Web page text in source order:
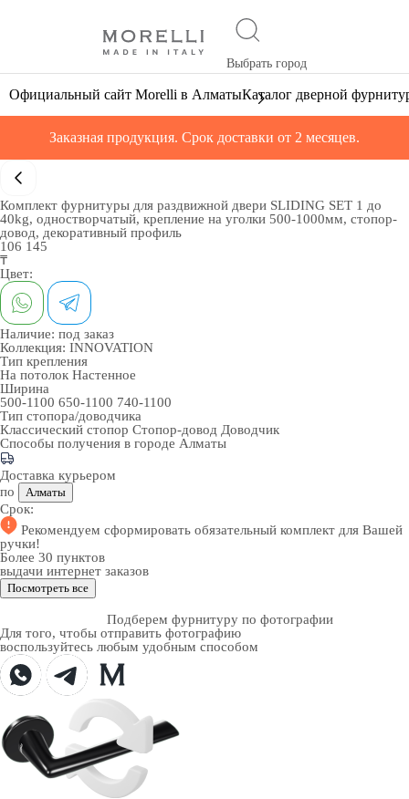
Выбрать город
Официальный сайт Morelli в АлматыКаталог дверной
Заказная продукция. Срок доставки от 2 месяцев.
Комплект фурнитуры для раздвижной двери SLIDING SET 1 до
40kg, одностворчатый, крепление на уголки 500-1000мм, стопор-
довод, декоративный профиль
106 145
₸
Цвет:
Наличие: под заказ
Коллекция: INNOVATION
Тип крепления
На потолок Настенное
Ширина
500-1100 650-1100 740-1100
Тип стопора/доводчика
Классический стопор Стопор-довод Доводчик
Способы получения в городе Алматы
Доставка курьером
по
Алматы
Срок:
Рекомендуем сформировать обязательный комплект для Вашей
ручки!
Более 30 пунктов
выдачи интернет заказов
Посмотреть все
Подберем фурнитуру по фотографии
Для того, чтобы отправить фотографию
воспользуйтесь любым удобным способом